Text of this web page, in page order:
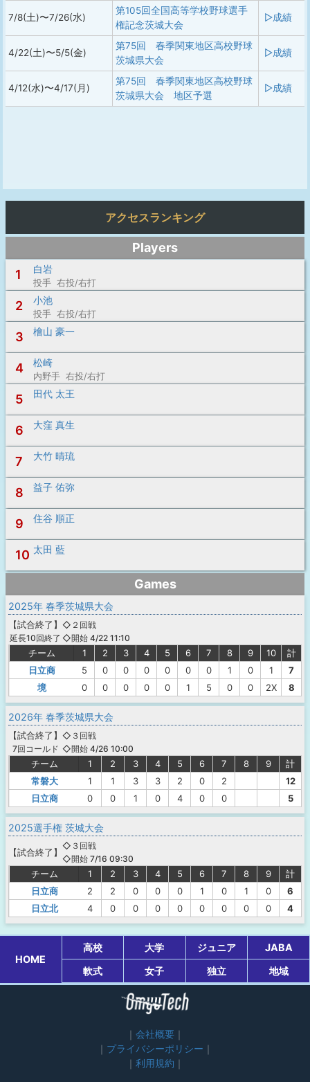
7/8(土)〜7/26(水)
第105回全国高等学校野球選手
権記念茨城大会
▷成績
4/22(土)〜5/5(金)
第75回 春季関東地区高校野球
茨城県大会
▷成績
4/12(水)〜4/17(月)
第75回 春季関東地区高校野球
茨城県大会 地区予選
▷成績
アクセスランキング
Players
1
白岩
投手 右投/右打
2 小池
投手 右投/右打
3 檜山 豪一
4 松崎
内野手 右投/右打
5 田代 太王
6 大窪 真生
7 大竹 晴琉
8 益子 佑弥
9 住谷 順正
10 太田 藍
Games
2025年 春季茨城県大会
【試合終了 】
延長10回終了
◇２回戦
◇開始 4/22 11:10
チーム 1 2 3 4 5 6 7 8 9 10
計
日立商
5 0 0 0 0 0 0 1 0 1
7
境
0 0 0 0 0 1 5 0 0 2X 8
2026年 春季茨城県大会
【試合終了 】
7回コールド
◇３回戦
◇開始 4/26 10:00
チーム 1 2 3 4 5 6 7 8 9
計
常磐大
1 1 3 3 2 0 2
12
日立商
0 0 1 0 4 0 0 5
2025選手権 茨城大会
【試合終了 】
◇３回戦
◇開始 7/16 09:30
チーム 1 2 3 4 5 6 7 8 9
計
日立商
2 2 0 0 0 1 0 1 0
6
日立北
4 0 0 0 0 0 0 0 0 4
HOME
高校 大学 ジュニア
JABA
軟式
女子 独立 地域
会社概要
プライバシーポリシー
利用規約